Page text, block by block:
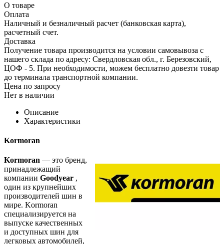
О товаре
Оплата
Наличный и безналичный расчет (банковская карта),
расчетный счет.
Доставка
Получение товара производится на условии самовывоза с
нашего склада по адресу: Свердловская обл., г. Березовский,
ЦОФ - 5. При необходимости, можем бесплатно довезти товар
до терминала транспортной компании.
Цена по запросу
Нет в наличии
Описание
Характеристики
Kormoran
Kormoran — это бренд,
принадлежащий
компании Goodyear ,
один из крупнейших
производителей шин в
мире. Kormoran
специализируется на
выпуске качественных
и доступных шин для
легковых автомобилей,